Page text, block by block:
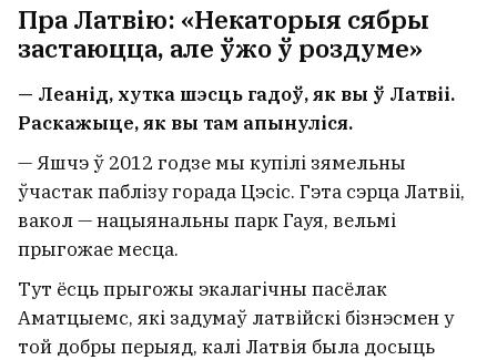
Пра Латвію: «Некаторыя сябры
застаюцца, але ўжо ў роздуме»
— Леанід, хутка шэсць гадоў, як вы ў Латвіі.
Раскажыце, як вы там апынуліся.
— Яшчэ ў 2012 годзе мы купілі зямельны
ўчастак паблізу горада Цэсіс. Гэта сэрца Латвіі,
вакол — нацыянальны парк Гауя, вельмі
прыгожае месца.
Тут ёсць прыгожы экалагічны пасёлак
Аматцыемс, які задумаў латвійскі бізнэсмен у
той добры перыяд, калі Латвія была досыць